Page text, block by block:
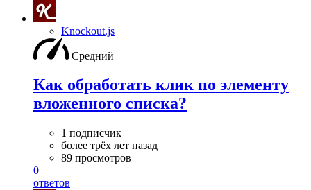
Knockout.js
Средний
Как обработать клик по элементу
вложенного списка?
1 подписчик
более трёх лет назад
89 просмотров
0
ответов